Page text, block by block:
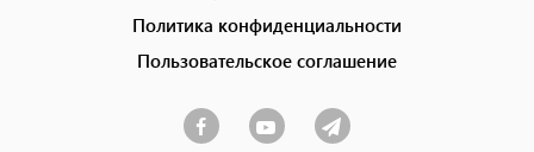
Политика конфиденциальности
Пользовательское соглашение